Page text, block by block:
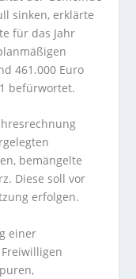
sinken, erklärte
für das Jahr
461.000 Euro
befürwortet.
bemängelte
Diese soll vor
erfolgen.
einer